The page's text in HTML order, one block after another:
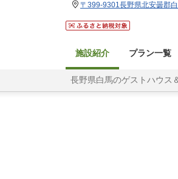
〒399-9301長野県北安曇郡
施設紹介 プラン一覧
長野県白馬のゲストハウス